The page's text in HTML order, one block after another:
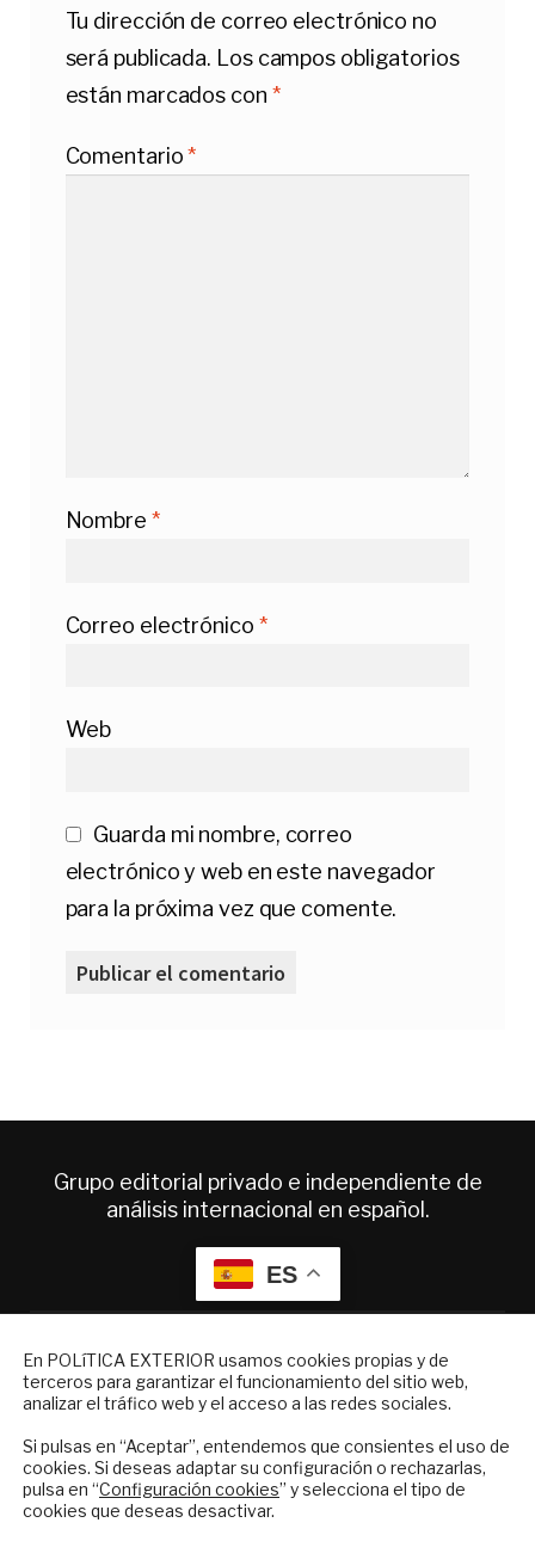
Tu dirección de correo electrónico no
será publicada. Los campos obligatorios
están marcados con *
Comentario*
Nombre *
Correo electrónico *
Web
Guarda mi nombre, correo
electrónico y web en este navegador
para la próxima vez que comente.
Grupo editorial privado e independiente de
análisis internacional en español.
ES
Suscripciones
Productos y precios
Condiciones generales de contratación
Colaboraciones
En POLíTICA EXTERIOR usamos cookies propias y de
terceros para garantizar el funcionamiento del sitio web,
analizar el tráfico web y el acceso a las redes sociales.
Si pulsas en “Aceptar”, entendemos que consientes el uso de
cookies. Si deseas adaptar su configuración o rechazarlas,
pulsa en “Configuración cookies” y selecciona el tipo de
cookies que deseas desactivar.
NEWSLETTER
Suscríbase a nuestro boletín electrónico y
reciba en su correo el mejor análisis
internacional en español.